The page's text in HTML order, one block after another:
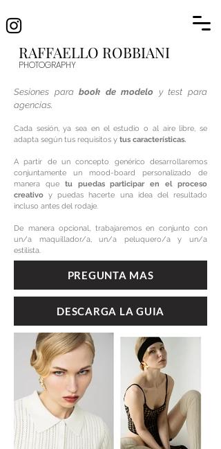
RAFFAELLO ROBBIANI
PHOTOGRAPHY
Sesiones parabook de modelo y test para
agencias.
Cada sesión, ya sea en el estudio o al aire libre, se
adapta según tus requisitos y tus características.
A partir de un concepto genérico desarrollaremos
conjuntamente un mood-board personalizado de
manera que tu
puedas participar en el proceso
creativo y puedas hacerte una idea del resultado
incluso antes del rodaje.
De manera opcional, trabajaremos en conjunto con
un/a maquillador/a, un/a peluquero/a y un/a
estilista.
PREGUNTA MAS
DESCARGA LA GUIA